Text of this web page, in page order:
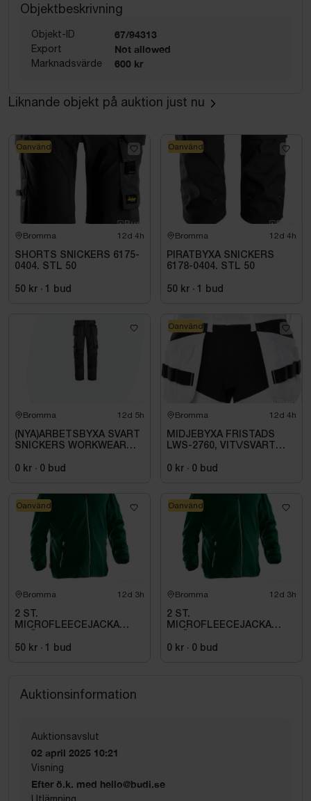
Objektbeskrivning
Objekt-ID 67/94313
Export Not allowed
Marknadsvärde 600 kr
Liknande objekt på auktion just nu
Bromma 12d 4h
SHORTS SNICKERS 6175-
0404. STL 50
50 kr · 1 bud
Oanvänd
Bromma 12d 4h
PIRATBYXA SNICKERS
6178-0404. STL 50
50 kr · 1 bud
Oanvänd
Bromma 12d 5h
(NYA)ARBETSBYXA SVART
SNICKERS WORKWEAR
0 kr · 0 bud
Bromma 12d 4h
MIDJEBYXA FRISTADS
LWS-2760, VIT\/SVART
0 kr · 0 bud
Oanvänd
Bromma 12d 3h
2 ST.
MICROFLEECEJACKA
WORKWEAR. STL (L)
50 kr · 1 bud
Oanvänd
Bromma 12d 3h
2 ST.
MICROFLEECEJACKA
WORKWEAR. STL M
0 kr · 0 bud
Oanvänd
Auktionsinformation
Auktionsavslut
02 april 2025 10:21
Visning
Efter ö.k. med hello@budi.se